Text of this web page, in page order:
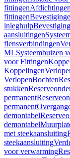
fittingen
fittingen
inleghulp
aansluitingen
flensverbindingen
MLSysteembuizen
voor Fittingen
Koppelingen
VerlopenBochten
stukken
permanent
permanent
demontabel
demontabel
met steekaansluiting
steekaansluiting
voor verwarming